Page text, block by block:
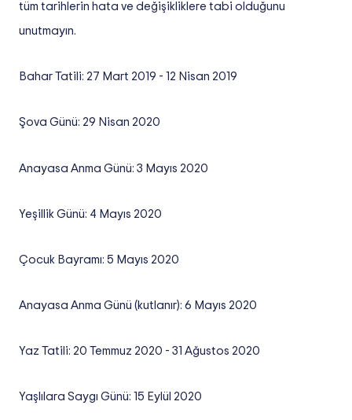
tüm tarihlerin hata ve değişikliklere tabi olduğunu
unutmayın.
Bahar Tatili: 27 Mart 2019 - 12 Nisan 2019
Şova Günü: 29 Nisan 2020
Anayasa Anma Günü: 3 Mayıs 2020
Yeşillik Günü: 4 Mayıs 2020
Çocuk Bayramı: 5 Mayıs 2020
Anayasa Anma Günü (kutlanır): 6 Mayıs 2020
Yaz Tatili: 20 Temmuz 2020 - 31 Ağustos 2020
Yaşlılara Saygı Günü: 15 Eylül 2020